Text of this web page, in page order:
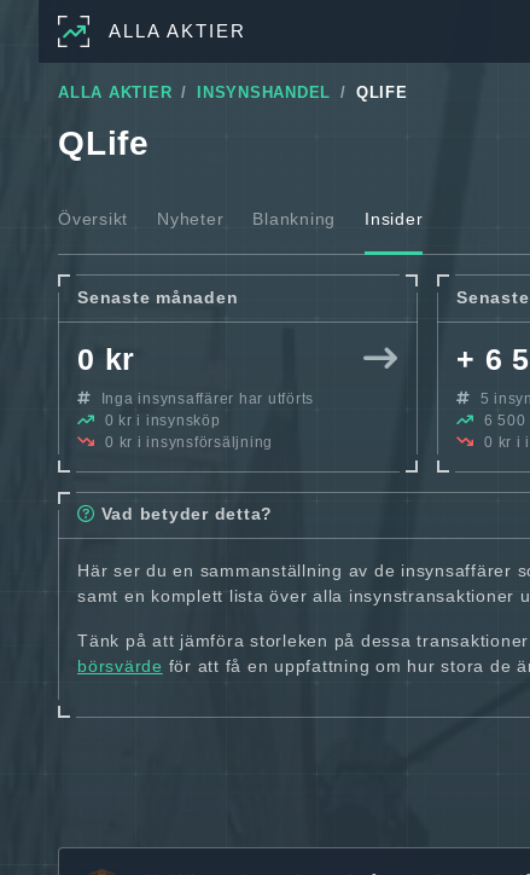
ALLA AKTIER
ALLA AKTIER INSYNSHANDEL QLIFE
QLife
Översikt Nyheter Blankning Insider
Senaste månaden
0 kr
Inga insynsaffärer har utförts
0 kr i insynsköp
0 kr i insynsförsäljning
+ 6
5
6 500
0 kr i
Vad betyder detta?
Här ser du en sammanställning av de insynsaffärer
samt en komplett lista över alla insynstransaktioner
Tänk på att jämföra storleken på dessa
börsvärde för att få en uppfattning om hur stora de